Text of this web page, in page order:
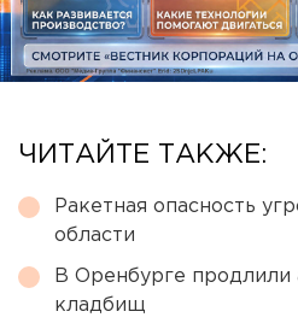
ЧИТАЙТЕ ТАКЖЕ:
Ракетная опасность
области
В Оренбурге продлили
кладбищ